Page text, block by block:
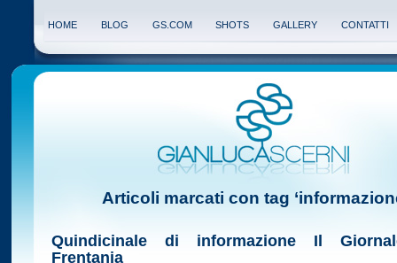
HOME BLOG GS.COM SHOTS GALLERY CONTATTI
Articoli marcati con tag
Quindicinale di informazione Il
Frentania